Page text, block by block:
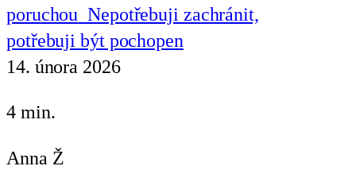
poruchou Nepotřebuji zachránit,
potřebuji být pochopen
14. února 2026
4 min.
Anna Ž